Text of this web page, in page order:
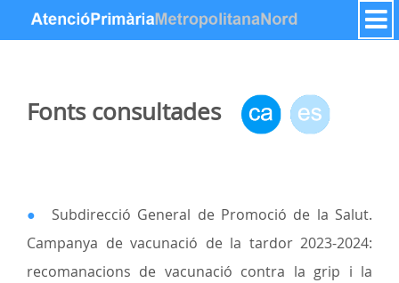
Salta al contigut
Fonts consultades
● Subdirecció General de Promoció de la Salut.
Campanya de vacunació de la tardor 2023-2024:
recomanacions de vacunació contra la grip i la